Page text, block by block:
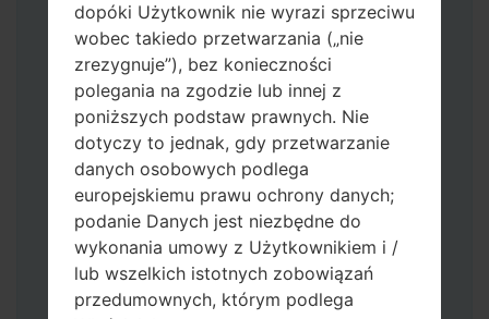
przycisk zmniejszania głośności i klawisz
strony domowej.
Podłącz kabel USB, a następnie naciśnij i
przytrzymaj przycisk Bixby i klawisz
zmniejszania głośności.
Naciśnij i przytrzymaj klawisz zasilania i
przycisk zwiększania głośności.
Następnie podłącz urządzenie do
komputera, Odin powinien wykryć
telefon, a na ekranie pojawi się numer
portu COM.
Podaj tylko czas przywracania ustawień
dopóki Użytkownik nie wyrazi sprzeciwu
wobec takiedo przetwarzania („nie
zrezygnuje”), bez konieczności
polegania na zgodzie lub innej z
poniższych podstaw prawnych. Nie
dotyczy to jednak, gdy przetwarzanie
danych osobowych podlega
europejskiemu prawu ochrony danych;
podanie Danych jest niezbędne do
wykonania umowy z Użytkownikiem i /
lub wszelkich istotnych zobowiązań
przedumownych, którym podlega